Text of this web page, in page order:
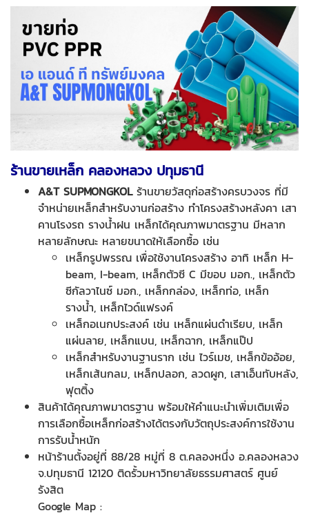
ร้านขายเหล็ก คลองหลวง ปทุมธานี
A&T SUPMONGKOLร้านขายวัสดุก่อสร้างครบวงจร ที่มี
จำหน่ายเหล็กสำหรับงานก่อสร้าง ทำโครงสร้างหลังคา เสา
คานโรงรถ รางน้ำฝน เหล็กได้คุณภาพมาตรฐาน มีหลาก
หลายลักษณะ หลายขนาดให้เลือกซื้อ เช่น
เหล็กรูปพรรณ เพื่อใช้งานโครงสร้าง อาทิ เหล็ก H-
beam, I-beam, เหล็กตัวซี C มีขอบ มอก., เหล็กตัว
ซีกัลวาไนซ์ มอก., เหล็กกล่อง, เหล็กท่อ, เหล็ก
รางน้ำ, เหล็กไวด์แฟรงค์
เหล็กอเนกประสงค์ เช่น เหล็กแผ่นดำเรียบ, เหล็ก
แผ่นลาย, เหล็กแบน, เหล็กฉาก, เหล็กแป๊ป
เหล็กสำหรับงานฐานราก เช่น ไวร์เมช, เหล็กข้ออ้อย,
เหล็กเส้นกลม, เหล็กปลอก, ลวดผูก, เสาเอ็นทับหลัง,
ฟุตติ้ง
สินค้าได้คุณภาพมาตรฐาน พร้อมให้คำแนะนำเพิ่มเติมเพื่อ
การเลือกซื้อเหล็กก่อสร้างได้ตรงกับวัตถุประสงค์การใช้งาน
การรับน้ำหนัก
หน้าร้านตั้งอยู่ที่ 88/28 หมู่ที่ 8 ต.คลองหนึ่ง อ.คลองหลวง
จ.ปทุมธานี 12120 ติดรั้วมหาวิทยาลัยธรรมศาสตร์ ศูนย์
รังสิต
Google Map :